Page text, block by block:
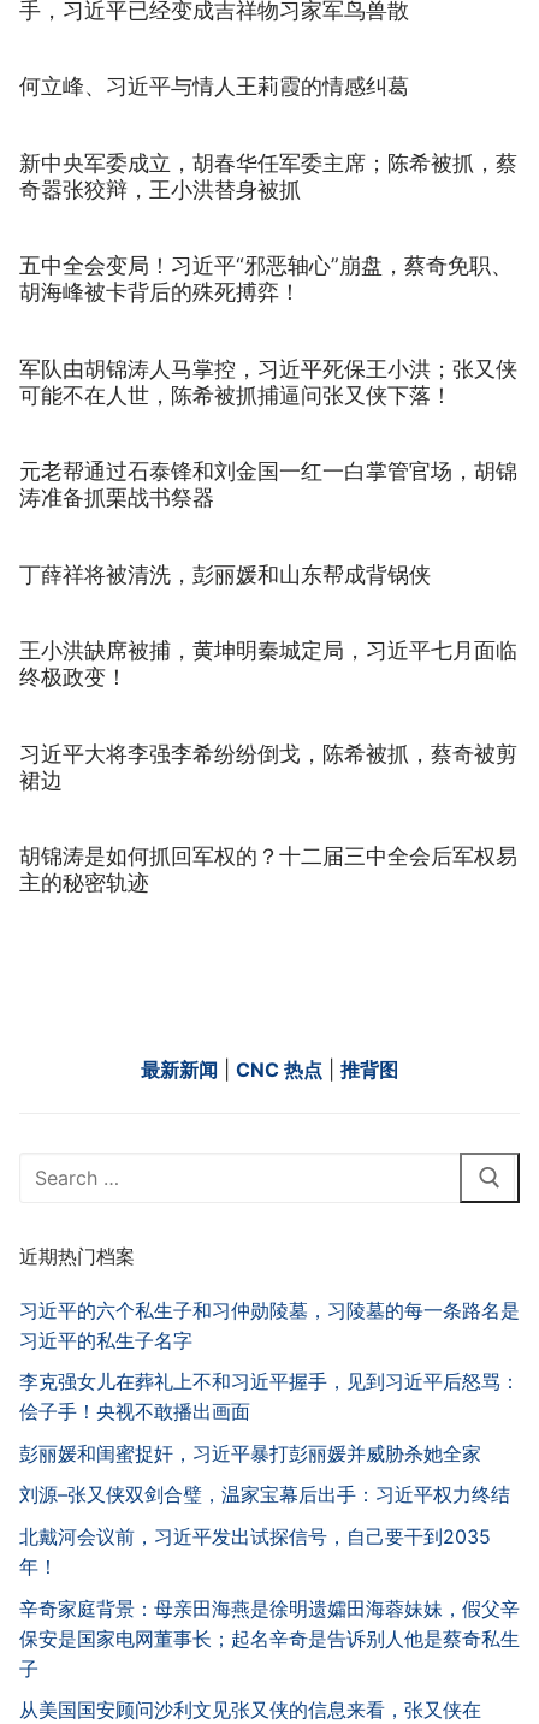
手，习近平已经变成吉祥物习家军鸟兽散
何立峰、习近平与情人王莉霞的情感纠葛
新中央军委成立，胡春华任军委主席；陈希被抓，蔡
奇嚣张狡辩，王小洪替身被抓
五中全会变局！习近平“邪恶轴心”崩盘，蔡奇免职、
胡海峰被卡背后的殊死搏弈！
军队由胡锦涛人马掌控，习近平死保王小洪；张又侠
可能不在人世，陈希被抓捕逼问张又侠下落！
元老帮通过石泰锋和刘金国一红一白掌管官场，胡锦
涛准备抓栗战书祭器
丁薛祥将被清洗，彭丽媛和山东帮成背锅侠
王小洪缺席被捕，黄坤明秦城定局，习近平七月面临
终极政变！
习近平大将李强李希纷纷倒戈，陈希被抓，蔡奇被剪
裙边
胡锦涛是如何抓回军权的？十二届三中全会后军权易
主的秘密轨迹
最新新闻 CNC 热点 推背图
Search
近期热门档案
习近平的六个私生子和习仲勋陵墓，习陵墓的每一条路名是
习近平的私生子名字
李克强女儿在葬礼上不和习近平握手，见到习近平后怒骂：
侩子手！央视不敢播出画面
彭丽媛和闺蜜捉奸，习近平暴打彭丽媛并威胁杀她全家
刘源–张又侠双剑合璧，温家宝幕后出手：习近平权力终结
北戴河会议前，习近平发出试探信号，自己要干到2035
年！
辛奇家庭背景：母亲田海燕是徐明遗孀田海蓉妹妹，假父辛
保安是国家电网董事长；起名辛奇是告诉别人他是蔡奇私生
子
从美国国安顾问沙利文见张又侠的信息来看，张又侠在